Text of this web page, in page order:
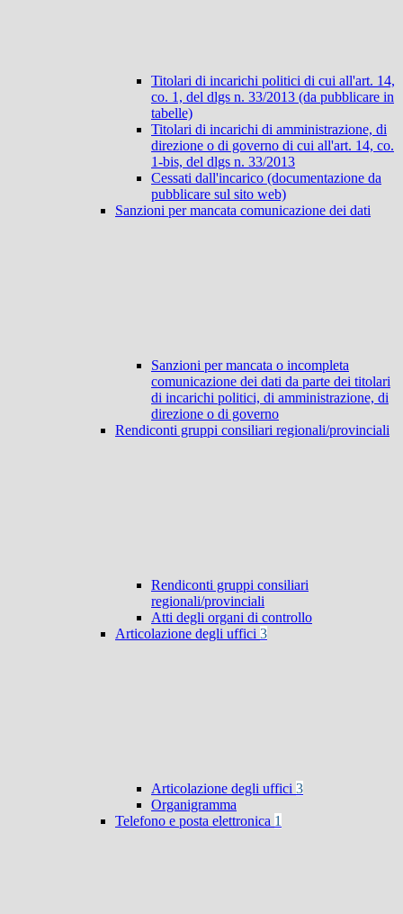
Titolari di incarichi politici di cui all'art. 14,
co. 1, del dlgs n. 33/2013 (da pubblicare in
tabelle)
Titolari di incarichi di amministrazione, di
direzione o di governo di cui all'art. 14, co.
1-bis, del dlgs n. 33/2013
Cessati dall'incarico (documentazione da
pubblicare sul sito web)
Sanzioni per mancata comunicazione dei dati
Sanzioni per mancata o incompleta
comunicazione dei dati da parte dei titolari
di incarichi politici, di amministrazione, di
direzione o di governo
Rendiconti gruppi consiliari regionali/provinciali
Rendiconti gruppi consiliari
regionali/provinciali
Atti degli organi di controllo
Articolazione degli uffici 3
Articolazione degli uffici 3
Organigramma
Telefono e posta elettronica 1